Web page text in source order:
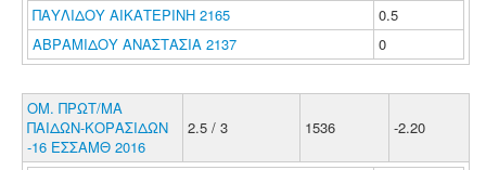
ΠΑΥΛΙΔΟΥ ΑΙΚΑΤΕΡΙΝΗ 2165
0.5
ΑΒΡΑΜΙΔΟΥ ΑΝΑΣΤΑΣΙΑ 2137
0
ΟΜ. ΠΡΩΤ/ΜΑ
ΠΑΙΔΩΝ-ΚΟΡΑΣΙΔΩΝ
-16 ΕΣΣΑΜΘ 2016
2.5 / 3 1536 -2.20